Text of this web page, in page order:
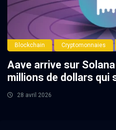
Blockchain Cryptomonnaies
Aave arrive sur
millions de dollars qui
28 avril 2026